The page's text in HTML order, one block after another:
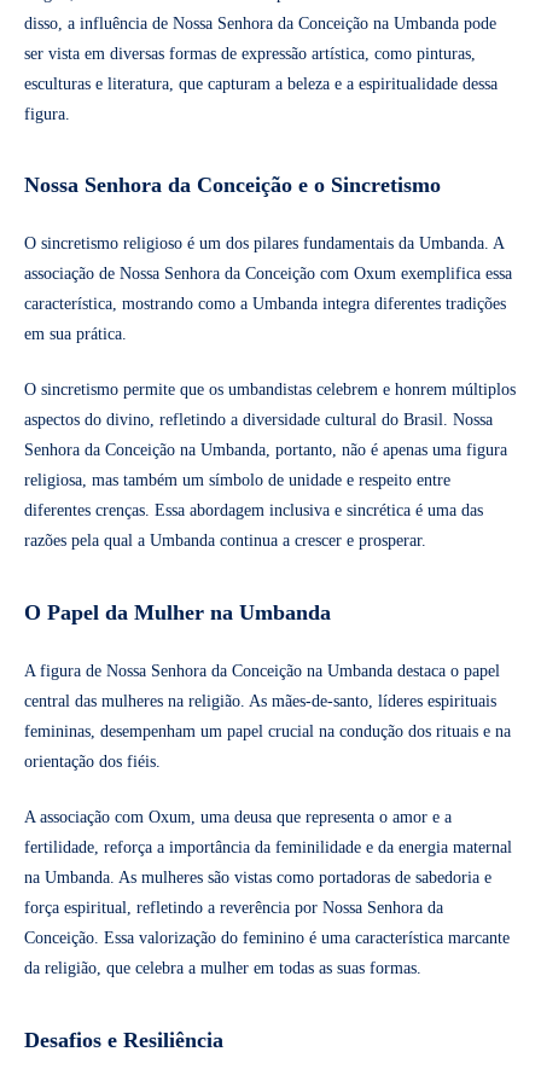
disso, a influência de Nossa Senhora da Conceição na Umbanda pode
ser vista em diversas formas de expressão artística, como pinturas,
esculturas e literatura, que capturam a beleza e a espiritualidade dessa
figura.
Nossa Senhora da Conceição e o Sincretismo
O sincretismo religioso é um dos pilares fundamentais da Umbanda. A
associação de Nossa Senhora da Conceição com Oxum exemplifica essa
característica, mostrando como a Umbanda integra diferentes tradições
em sua prática.
O sincretismo permite que os umbandistas celebrem e honrem múltiplos
aspectos do divino, refletindo a diversidade cultural do Brasil. Nossa
Senhora da Conceição na Umbanda, portanto, não é apenas uma figura
religiosa, mas também um símbolo de unidade e respeito entre
diferentes crenças. Essa abordagem inclusiva e sincrética é uma das
razões pela qual a Umbanda continua a crescer e prosperar.
O Papel da Mulher na Umbanda
A figura de Nossa Senhora da Conceição na Umbanda destaca o papel
central das mulheres na religião. As mães-de-santo, líderes espirituais
femininas, desempenham um papel crucial na condução dos rituais e na
orientação dos fiéis.
A associação com Oxum, uma deusa que representa o amor e a
fertilidade, reforça a importância da feminilidade e da energia maternal
na Umbanda. As mulheres são vistas como portadoras de sabedoria e
força espiritual, refletindo a reverência por Nossa Senhora da
Conceição. Essa valorização do feminino é uma característica marcante
da religião, que celebra a mulher em todas as suas formas.
Desafios e Resiliência